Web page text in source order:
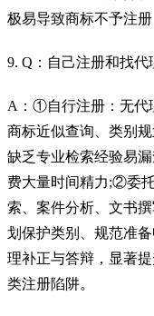
极易导致商标不予注
9. Q：自己注册和找代
A：①自行注册：无代
商标近似查询、类别
缺乏专业检索经验易
费大量时间精力;②委
索、案件分析、文书
划保护类别、规范准
理补正与答辩，显著
类注册陷阱。